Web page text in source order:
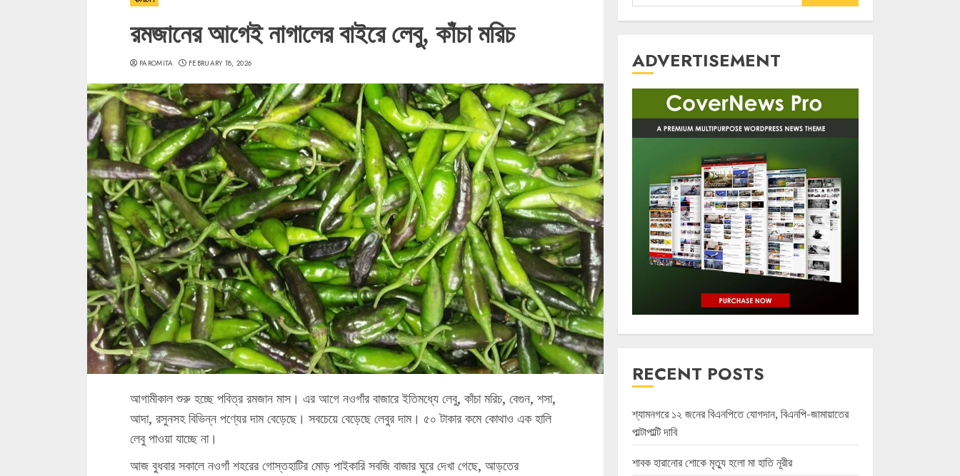
রমজানের আগেই নাগালের বাইরে লেবু, কাঁচা মরিচ
PAROMITA FEBRUARY 18, 2026
আগামীকাল শুরু হচ্ছে পবিত্র রমজান মাস। এর আগে নওগাঁর বাজারে ইতিমধ্যে লেবু, কাঁচা মরিচ, বেগুন, শসা,
আদা, রসুনসহ বিভিন্ন পণ্যের দাম বেড়েছে। সবচেয়ে বেড়েছে লেবুর দাম। ৫০ টাকার কমে কোথাও এক হালি
লেবু পাওয়া যাচ্ছে না।
আজ বুধবার সকালে নওগাঁ শহরের গোস্তহাটির মোড় পাইকারি সবজি বাজার ঘুরে দেখা গেছে, আড়তের
for:
ADVERTISEMENT
RECENT POSTS
শ্যামনগরে ১২ জনের বিএনপিতে যোগদান, বিএনপি-জামায়াতের
পাল্টাপাল্টি দাবি
শাবক হারানোর শোকে মৃত্যু হলো মা হাতি নূরীর